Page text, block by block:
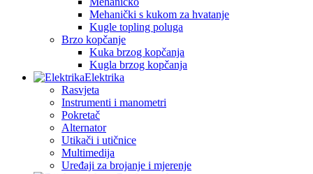
Mehanički s kukom za hvatanje
Kugle topling poluga
Brzo kopčanje
Kuka brzog kopčanja
Kugla brzog kopčanja
Elektrika
Rasvjeta
Instrumenti i manometri
Pokretač
Alternator
Utikači i utičnice
Multimedija
Uređaji za brojanje i mjerenje